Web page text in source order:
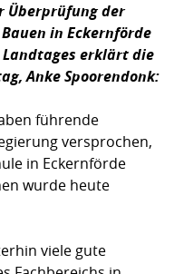
Überprüfung der
in Eckernförde
erklärt die
Anke Spoorendonk:
führende
versprochen,
in Eckernförde
wurde heute
viele gute